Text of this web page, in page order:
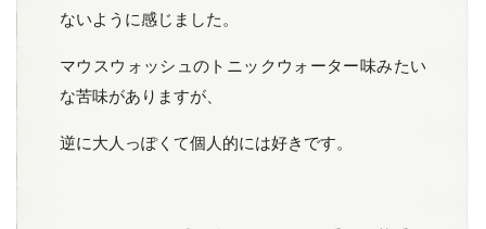
ないように感じました。
マウスウォッシュのトニックウォーター味みたい
な苦味がありますが、
逆に大人っぽくて個人的には好きです。